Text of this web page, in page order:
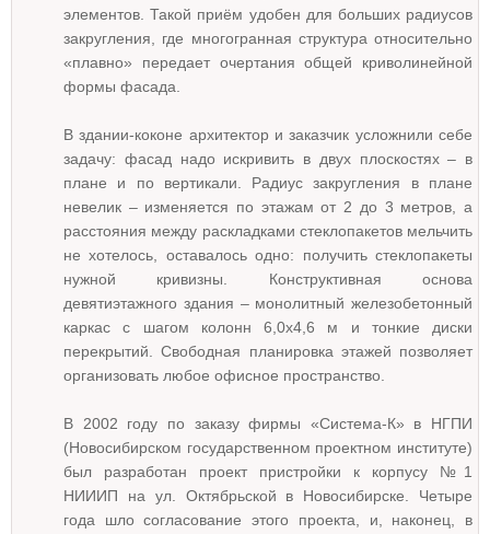
элементов. Такой приём удобен для больших радиусов
закругления, где многогранная структура относительно
«плавно» передает очертания общей криволинейной
формы фасада.
В здании-коконе архитектор и заказчик усложнили себе
задачу: фасад надо искривить в двух плоскостях – в
плане и по вертикали. Радиус закругления в плане
невелик – изменяется по этажам от 2 до 3 метров, а
расстояния между раскладками стеклопакетов мельчить
не хотелось, оставалось одно: получить стеклопакеты
нужной кривизны. Конструктивная основа
девятиэтажного здания – монолитный железобетонный
каркас с шагом колонн 6,0x4,6 м и тонкие диски
перекрытий. Свободная планировка этажей позволяет
организовать любое офисное пространство.
В 2002 году по заказу фирмы «Система-К» в НГПИ
(Новосибирском государственном проектном институте)
был разработан проект пристройки к корпусу №1
НИИИП на ул. Октябрьской в Новосибирске. Четыре
года шло согласование этого проекта, и, наконец, в